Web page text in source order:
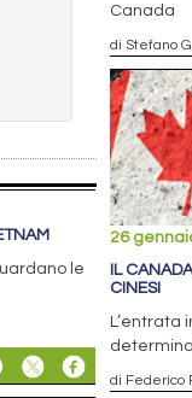
le
Canada
di Stefano
26
IL
CINESI
L’entrata
di Federico